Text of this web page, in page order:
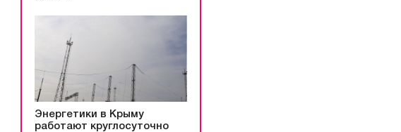
Энергетики в Крыму
работают круглосуточно